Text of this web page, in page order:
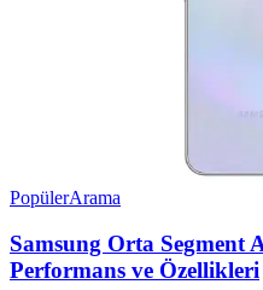
PopülerArama
Samsung Orta Segment
Performans ve Özellikleri